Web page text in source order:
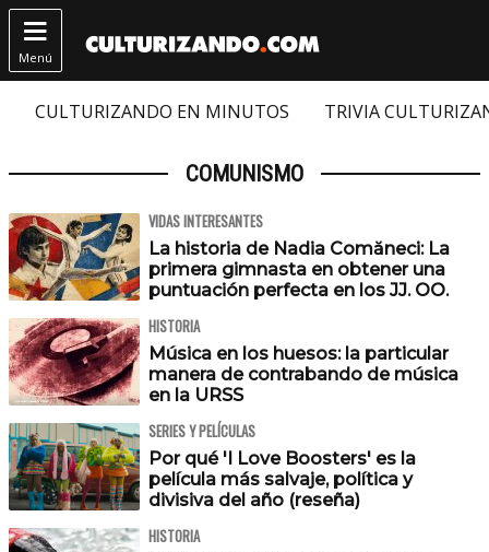

Menú
CULTURIZANDO EN MINUTOS TRIVIA
COMUNISMO
VIDAS INTERESANTES
La historia de Nadia Comăneci: La
primera gimnasta en obtener una
puntuación perfecta en los JJ. OO.
HISTORIA
Música en los huesos: la particular
manera de contrabando de música
en la URSS
SERIES Y PELÍCULAS
Por qué 'I Love Boosters' es la
película más salvaje, política y
divisiva del año (reseña)
HISTORIA